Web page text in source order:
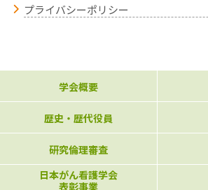
プライバシーポリシー
学会概要
歴史・歴代役員
研究倫理審査
日本がん看護学会
表彰事業